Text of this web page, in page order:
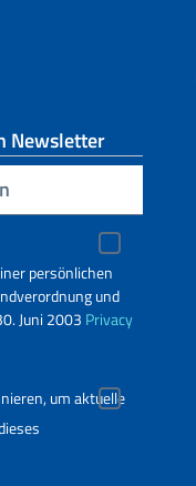
Newsletter
persönlichen
und
Juni 2003 Privacy
um aktuelle